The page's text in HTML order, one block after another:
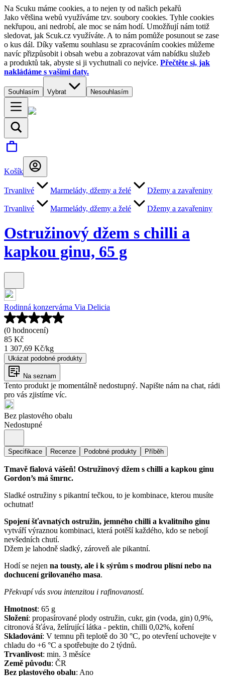
Na Scuku máme cookies, a to nejen ty od našich pekařů
Jako většina webů využíváme tzv. soubory cookies. Tyhle cookies
nekřupou, ani nedrobí, ale moc se nám hodí. Umožňují nám totiž
sledovat, jak Scuk.cz využíváte. A to nám pomůže posunout se zase
o kus dál. Díky vašemu souhlasu se zpracováním cookies můžeme
navíc přizpůsobit i obsah webu a zobrazovat vám nabídku služeb
a produktů tak, abyste si ji vychutnali co nejvíce. Přečtěte si, jak
nakládáme s vašimi daty.
Souhlasím Vybrat Nesouhlasím
Košík
Trvanlivé Marmelády, džemy a želé Džemy a zavařeniny
Trvanlivé Marmelády, džemy a želé Džemy a zavařeniny
Ostružinový džem s chilli a
kapkou ginu, 65 g
Rodinná konzervárna Via Delicia
(0 hodnocení)
85 Kč
1 307,69 Kč/kg
Ukázat podobné produkty
Na seznam
Tento produkt je momentálně nedostupný. Napište nám na chat, rádi
pro vás zjistíme víc.
Bez plastového obalu
Nedostupné
Specifikace Recenze Podobné produkty Příběh
Tmavě fialová vášeň! Ostružinový džem s chilli a kapkou ginu
Gordon’s má šmrnc.
Sladké ostružiny s pikantní tečkou, to je kombinace, kterou musíte
ochutnat!
Spojení šťavnatých ostružin, jemného chilli a kvalitního ginu
vytváří výraznou kombinaci, která potěší každého, kdo se nebojí
nevšedních chutí.
Džem je lahodně sladký, zároveň ale pikantní.
Hodí se nejen na tousty, ale i k sýrům s modrou plísní nebo na
dochucení grilovaného masa.
Překvapí vás svou intenzitou i rafinovaností.
Hmotnost: 65 g
Složení: propasírované plody ostružin, cukr, gin (voda, gin) 0,9%,
citronová šťáva, želírující látka - pektin, chilli 0,02%, koření
Skladování: V temnu při teplotě do 30 °C, po otevření uchovejte v
chladu do +6 °C a spotřebujte do 2 týdnů.
Trvanlivost: min. 3 měsíce
Země původu: ČR
Bez plastového obalu: Ano